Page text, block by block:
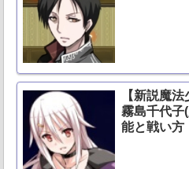
【新説魔法
霧島千代子
能と戦い方